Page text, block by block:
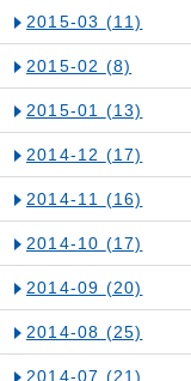
2015-03 (11)
2015-02 (8)
2015-01 (13)
2014-12 (17)
2014-11 (16)
2014-10 (17)
2014-09 (20)
2014-08 (25)
2014-07 (21)